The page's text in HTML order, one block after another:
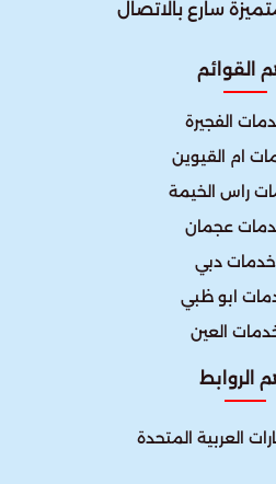
سارع بالاتصال
القوائم
الفجيرة
ام القيوين
راس الخيمة
عجمان
خدمات دبي
ابو ظبي
العين
الروابط
العربية المتحدة​